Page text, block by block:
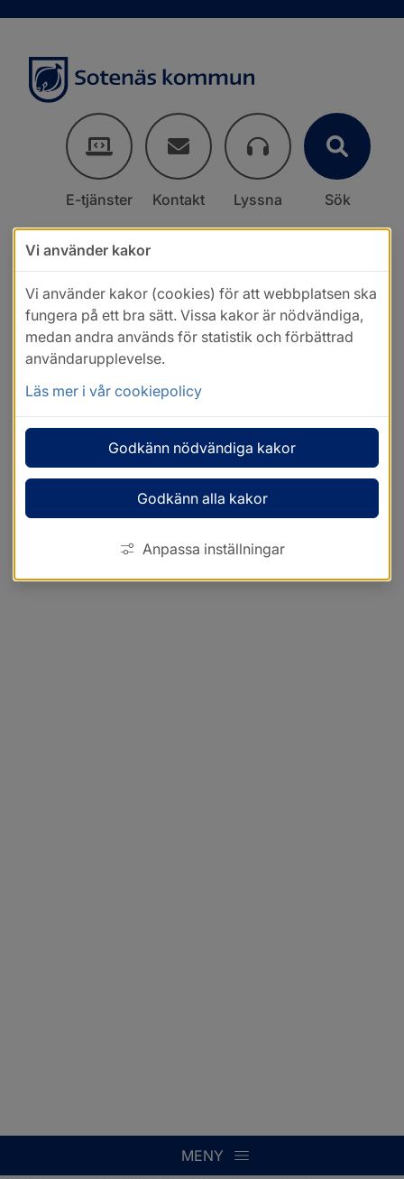
E-tjänster Kontakt Lyssna Sök
MENY
Vi använder kakor
Vi använder kakor (cookies) för att webbplatsen ska
fungera på ett bra sätt. Vissa kakor är nödvändiga,
medan andra används för statistik och förbättrad
användarupplevelse.
Läs mer i vår cookiepolicy
Godkänn nödvändiga kakor
Godkänn alla kakor
Anpassa inställningar